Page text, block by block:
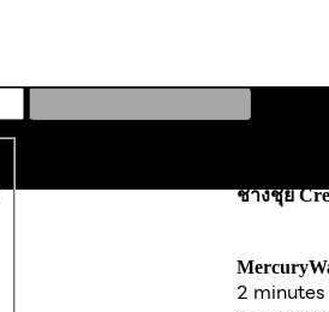
ช่างชุ่ย
2 minutes